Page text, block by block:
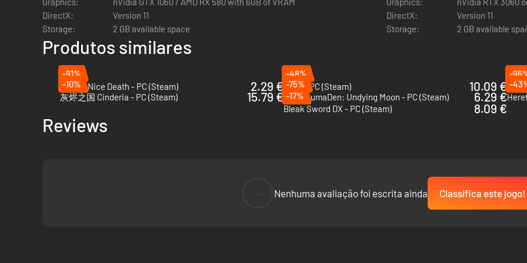
Cada segundo conta quando você enfrenta as legiões de mortos-vivos de seus opressores. Arrisque descer mais fundo para
encarnados daqueles que tentaram enterrar a verdade.
DirectX:
Version 11
Storage:
2 GB available space
DirectX:
Version 11
Storage:
2 GB available
Produtos similares
-91%
Have a Nice Death - PC (Steam)
2.29 €
-48%
VOIN - PC (Steam)
10.09 €
-
-10%
灰烬之国 Cinderia - PC (Steam)
15.79 €
-75%
GetsuFumaDen: Undying Moon - PC (Steam)
6.29 €
-
-17%
Bleak Sword DX - PC (Steam)
8.09 €
Reviews
Nenhuma avaliação foi escrita ainda Classifica este jogo!